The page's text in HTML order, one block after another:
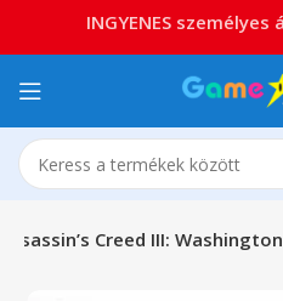
Assassin’s Creed III:
INGYENES